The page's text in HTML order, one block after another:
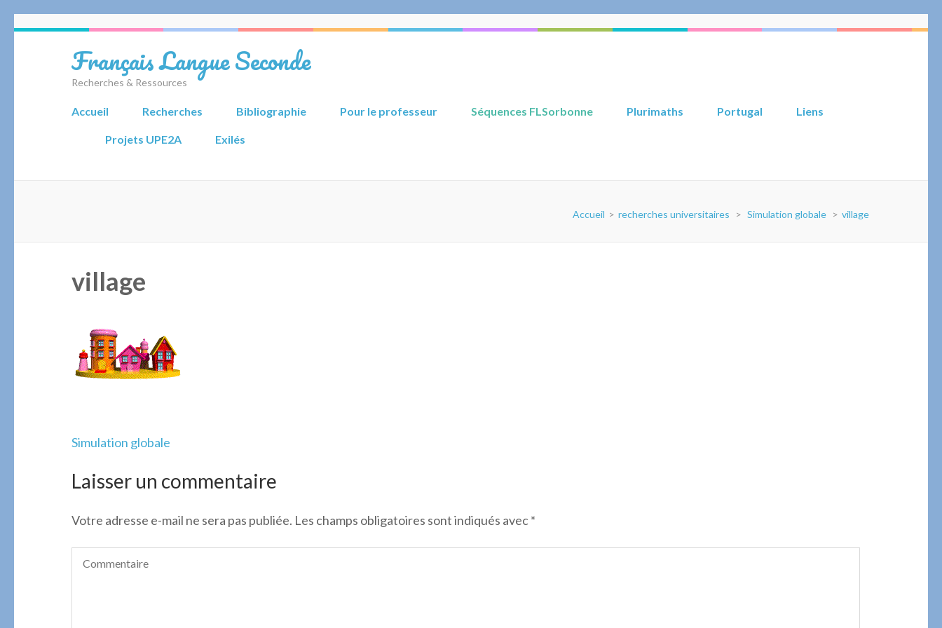
Français Langue Seconde
Recherches & Ressources
Accueil Recherches Bibliographie Pour le professeur Séquences FLSorbonne Plurimaths Portugal Liens
Projets UPE2A Exilés
Accueil > recherches universitaires > Simulation globale > village
village
Navigation
l’article
Simulation globale
Laisser un commentaire
Votre adresse e-mail ne sera pas publiée. Les champs obligatoires sont indiqués avec*